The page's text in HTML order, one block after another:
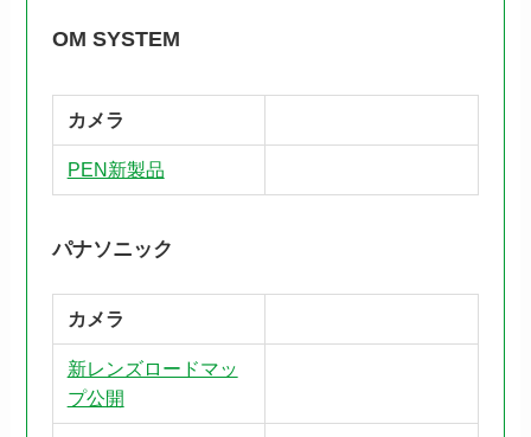
OM SYSTEM
カメラ
PEN新製品
パナソニック
カメラ
新レンズロードマッ
プ公開